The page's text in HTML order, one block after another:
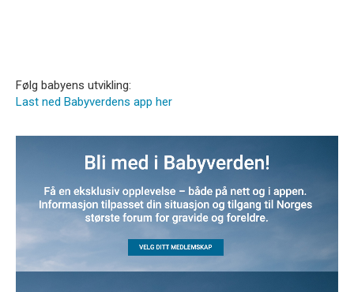
Følg babyens utvikling:
Last ned Babyverdens app her